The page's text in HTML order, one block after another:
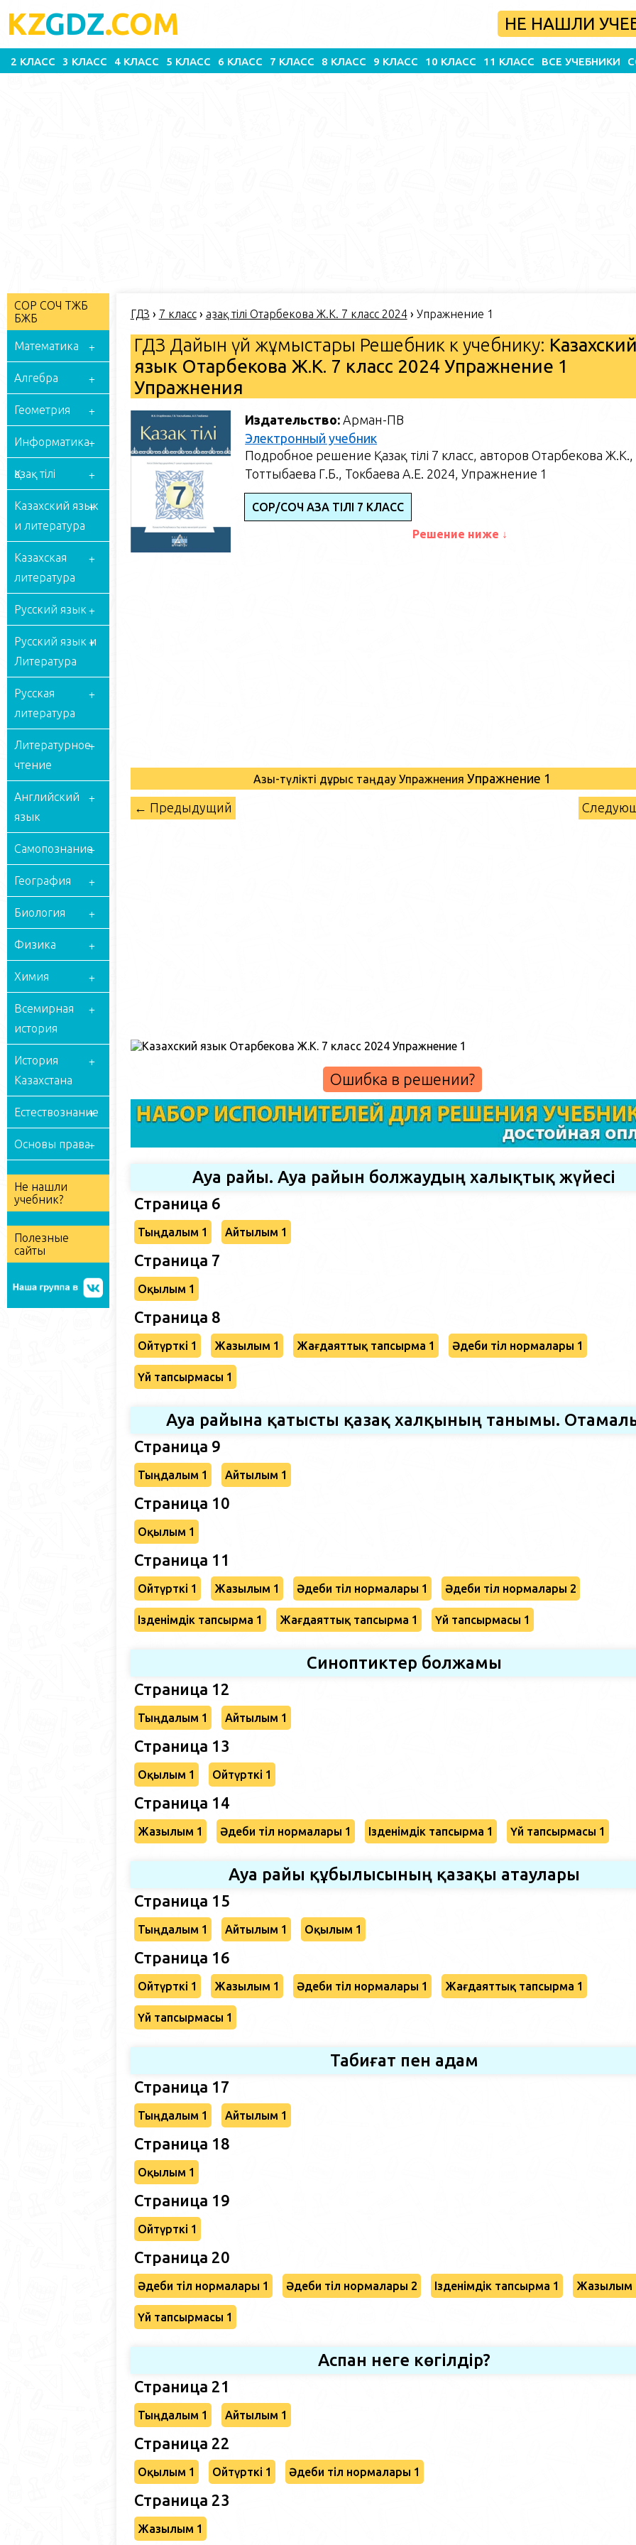
KZGDZ.COM НЕ НАШЛИ
2 КЛАСС 3 КЛАСС 4 КЛАСС 5 КЛАСС 6 КЛАСС 7 КЛАСС 8 КЛАСС 9 КЛАСС 10 КЛАСС 11 КЛАСС ВСЕ УЧЕБНИКИ
СОР СОЧ ТЖБ
БЖБ
Математика
Алгебра
Геометрия
Информатика
Қазақ тілі
Казахский язык
и литература
Казахская
литература
Русский язык
Русский язык и
Литература
Русская
литература
Литературное
чтение
Английский
язык
Самопознание
География
Биология
Физика
Химия
Всемирная
история
История
Казахстана
Естествознание
Основы права
Не нашли
учебник?
Полезные
сайты
ГДЗ › 7 класс› Қазақ тілі Отарбекова Ж.К. 7 класс 2024› Упражнение 1
ГДЗ Дайын үй жұмыстары Решебник к учебнику:
язык Отарбекова Ж.К. 7 класс 2024 Упражнение 1
Упражнения
Издательство:Арман-ПВ
Электронный учебник
Подробное решение Қазақ тілі 7 класс, авторов Отарбекова Ж.К.,
Тоттыбаева Г.Б., Токбаева А.Е. 2024, Упражнение 1
СОР/СОЧ ҚАЗАҚ ТІЛІ 7 КЛАСС
Решение ниже ↓
Азық-түлікті дұрыс таңдау Упражнения Упражнение 1
← Предыдущий
Ошибка в решении?
Ауа райы. Ауа райын болжаудың халықтық жүйесі
Страница 6
Тыңдалым 1 Айтылым 1
Страница 7
Оқылым 1
Страница 8
Ойтүрткі 1 Жазылым 1 Жағдаяттық тапсырма 1 Әдеби тіл нормалары 1
Үй тапсырмасы 1
Ауа райына қатысты қазақ халқының танымы.
Страница 9
Тыңдалым 1 Айтылым 1
Страница 10
Оқылым 1
Страница 11
Ойтүрткі 1 Жазылым 1 Әдеби тіл нормалары 1 Әдеби тіл нормалары 2
Ізденімдік тапсырма 1 Жағдаяттық тапсырма 1 Үй тапсырмасы 1
Синоптиктер болжамы
Страница 12
Тыңдалым 1 Айтылым 1
Страница 13
Оқылым 1 Ойтүрткі 1
Страница 14
Жазылым 1 Әдеби тіл нормалары 1 Ізденімдік тапсырма 1 Үй тапсырмасы 1
Ауа райы құбылысының қазақы атаулары
Страница 15
Тыңдалым 1 Айтылым 1 Оқылым 1
Страница 16
Ойтүрткі 1 Жазылым 1 Әдеби тіл нормалары 1 Жағдаяттық тапсырма 1
Үй тапсырмасы 1
Табиғат пен адам
Страница 17
Тыңдалым 1 Айтылым 1
Страница 18
Оқылым 1
Страница 19
Ойтүрткі 1
Страница 20
Әдеби тіл нормалары 1 Әдеби тіл нормалары 2 Ізденімдік тапсырма 1 Жазылым
Үй тапсырмасы 1
Аспан неге көгілдір?
Страница 21
Тыңдалым 1 Айтылым 1
Страница 22
Оқылым 1 Ойтүрткі 1 Әдеби тіл нормалары 1
Страница 23
Жазылым 1